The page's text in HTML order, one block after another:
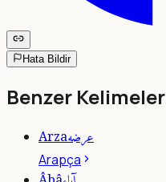
Hata Bildir
Benzer Kelimeler
Arzaعرضه
Arapça